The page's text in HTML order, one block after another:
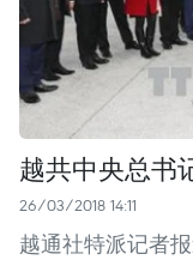
越共中央总书
26/03/2018 14:11
越通社特派记者